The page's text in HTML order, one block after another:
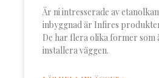
Är ni intresserade av
inbyggnad är Infires
De har flera olika former som
installera väggen.